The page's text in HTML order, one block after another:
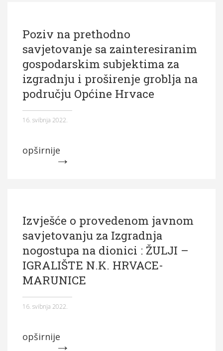
Poziv na prethodno
savjetovanje sa zainteresiranim
gospodarskim subjektima za
izgradnju i proširenje groblja na
području Općine Hrvace
16. svibnja 2022.
opširnije
Izvješće o provedenom javnom
savjetovanju za Izgradnja
nogostupa na dionici : ŽULJI –
IGRALIŠTE N.K. HRVACE-
MARUNICE
16. svibnja 2022.
opširnije